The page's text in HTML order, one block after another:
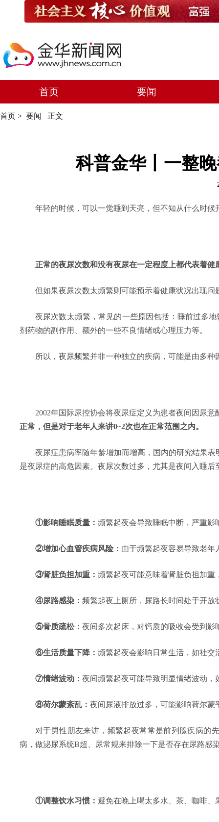
首页 要闻
首页 > 要闻 正文
科普金华丨一整
年轻的时候，可以一觉睡到天亮，但不知从什么时
正常的夜尿次数和没有夜尿在一定程度上都代表着
但如果夜尿次数太频繁则可能预示着健康状况出现
夜尿次数太频繁，常见的一些原因包括：睡前过多
剂药物的副作用、额外的一些不良情绪或心理压力等。
所以，夜尿频繁并非一种独立的疾病，可能是由多种
2002年国际尿控协会将夜尿症定义为患者夜间因尿
正常，但是对于老年人来讲0~2次也在正常范围之内。
夜尿症患病率随年龄增加而增高，国内的研究结果
是夜尿症的高危因素。夜尿次数过多，尤其是夜间入睡
①影响睡眠质量： 频繁起夜会导致睡眠中断，严重
②增加心血管疾病风险： 由于频繁起夜容易导致老年
③肾脏负担加重： 频繁起夜可能意味着肾脏负担加
④尿路感染： 频繁起夜上厕所，尿路长时间处于开放
⑤骨质疏松： 夜间多次起床，对钙质的吸收会受到
⑥生活质量下降： 频繁起夜会影响日常生活，如社
⑦情绪波动： 夜间频繁起夜可能导致明显情绪波动，
⑧荷尔蒙紊乱： 夜间尿液排放过多，可能影响荷尔蒙
对于男性朋友来讲，频繁起夜常常是前列腺疾病的
病，做泌尿系统B超、尿常规来排除一下是否存在尿路感
①调整饮水习惯： 避免在晚上喝太多水、茶、咖啡